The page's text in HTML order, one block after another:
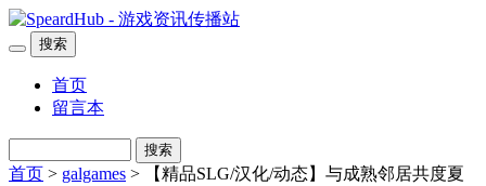
搜索
首页
留言本
搜索
首页 > galgames > 【精品SLG/汉化/动态】与成熟邻居共度夏